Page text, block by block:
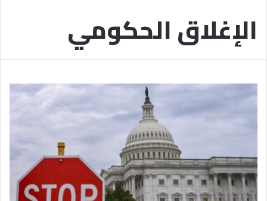
الإغلاق الحكومي